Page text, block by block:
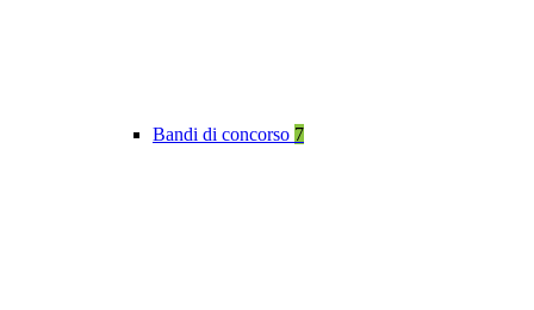
Bandi di concorso 7